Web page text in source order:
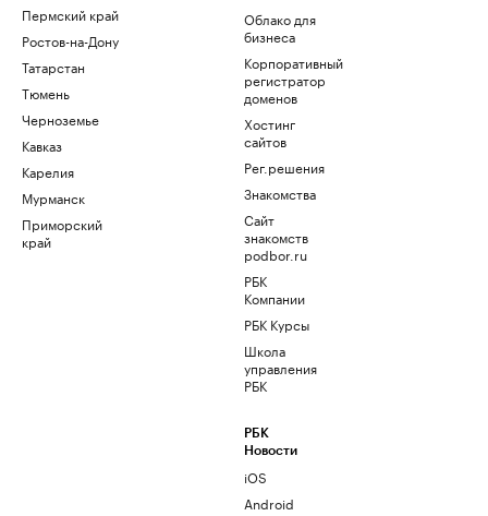
Пермский край
Ростов-на-Дону
Татарстан
Тюмень
Черноземье
Кавказ
Карелия
Мурманск
Приморский
край
Облако для
бизнеса
Корпоративный
регистратор
доменов
Хостинг
сайтов
Рег.решения
Знакомства
Сайт
знакомств
podbor.ru
РБК
Компании
РБК Курсы
Школа
управления
РБК
РБК
Новости
iOS
Android